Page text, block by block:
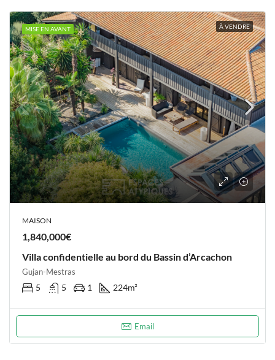
MISE EN AVANT À VENDRE
MAISON
1,840,000€
Villa confidentielle au bord du Bassin d’Arcachon
Gujan-Mestras
5 5 1 224m²
Email